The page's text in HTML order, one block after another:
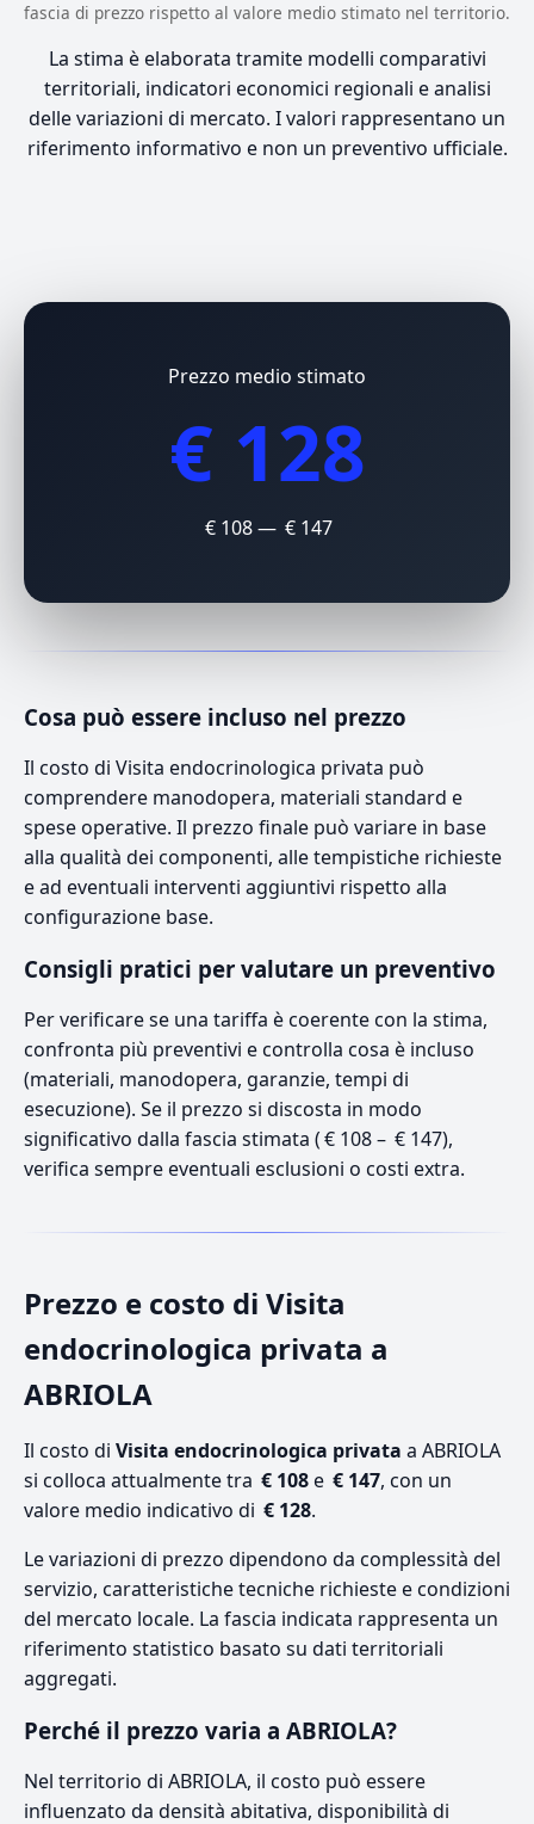
fascia di prezzo rispetto al valore medio stimato nel territorio.
La stima è elaborata tramite modelli comparativi
territoriali, indicatori economici regionali e analisi
delle variazioni di mercato. I valori rappresentano un
riferimento informativo e non un preventivo ufficiale.
Prezzo medio stimato
€ 128
€ 108 — € 147
Cosa può essere incluso nel prezzo
Il costo di Visita endocrinologica privata può
comprendere manodopera, materiali standard e
spese operative. Il prezzo finale può variare in base
alla qualità dei componenti, alle tempistiche richieste
e ad eventuali interventi aggiuntivi rispetto alla
configurazione base.
Consigli pratici per valutare un preventivo
Per verificare se una tariffa è coerente con la stima,
confronta più preventivi e controlla cosa è incluso
(materiali, manodopera, garanzie, tempi di
esecuzione). Se il prezzo si discosta in modo
significativo dalla fascia stimata ( € 108 – € 147),
verifica sempre eventuali esclusioni o costi extra.
Prezzo e costo di Visita
endocrinologica privata a
ABRIOLA
Il costo di Visita endocrinologica privata a ABRIOLA
si colloca attualmente tra € 108e € 147, con un
valore medio indicativo di € 128.
Le variazioni di prezzo dipendono da complessità del
servizio, caratteristiche tecniche richieste e condizioni
del mercato locale. La fascia indicata rappresenta un
riferimento statistico basato su dati territoriali
aggregati.
Perché il prezzo varia a ABRIOLA?
Nel territorio di ABRIOLA, il costo può essere
influenzato da densità abitativa, disponibilità di